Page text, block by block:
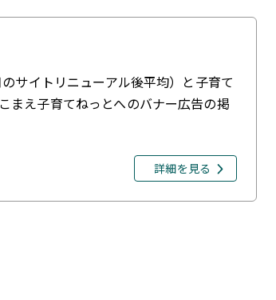
サイトリニューアル後平均）と子育て
まえ子育てねっとへのバナー広告の掲
詳細を見る